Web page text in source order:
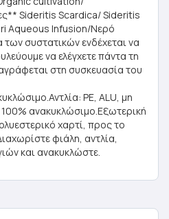
Sideritis Scardica/ Sideritis
Aqueous Infusion/Νερό
των συστατικών ενδέχεται να
να ελέγχετε πάντα τη
στη συσκευασία του
PE, ALU, μη
ανακυκλώσιμο.Εξωτερική
χαρτί, προς το
φιάλη, αντλία,
και ανακυκλώστε.